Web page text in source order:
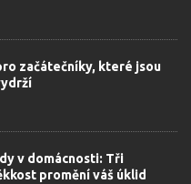
začátečníky, které jsou
v domácnosti: Tři
promění váš úklid